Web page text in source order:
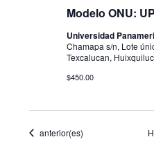
Modelo ONU:
Universidad
Chamapa s/n, Lote
Texcalucan,
$450.00
Eventos
anterior(es)